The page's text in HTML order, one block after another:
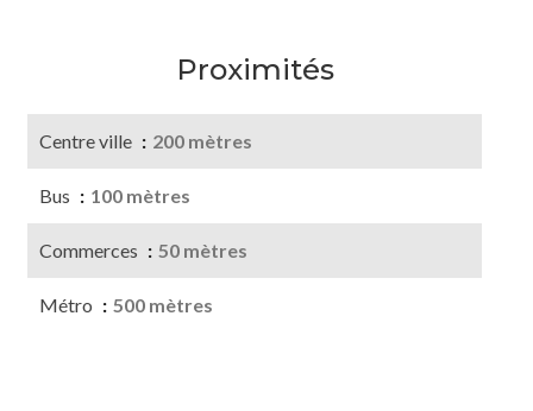
Proximités
Centre ville 200 mètres
Bus 100 mètres
Commerces 50 mètres
Métro 500 mètres